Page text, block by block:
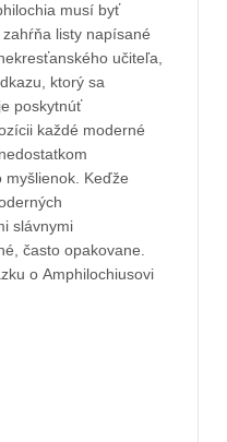
musí byť
listy napísané
učiteľa,
ktorý sa
každé moderné
myšlienok. Keďže
slávnymi
často opakovane.
o Amphilochiusovi